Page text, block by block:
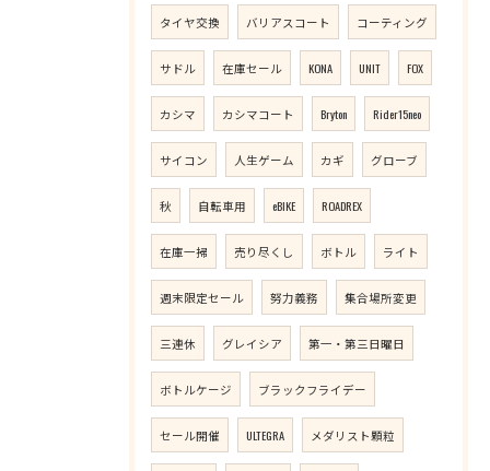
タイヤ交換 バリアスコート コーティング
サドル 在庫セール KONA UNIT FOX
カシマ カシマコート Bryton Rider15neo
サイコン 人生ゲーム カギ グローブ
秋 自転車用 eBIKE ROADREX
在庫一掃 売り尽くし ボトル ライト
週末限定セール 努力義務 集合場所変更
三連休 グレイシア 第一・第三日曜日
ボトルケージ ブラックフライデー
セール開催 ULTEGRA メダリスト顆粒